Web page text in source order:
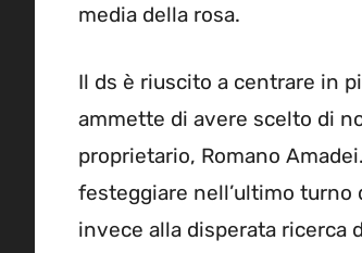
media della rosa.
Il ds è riuscito a centrare in
ammette di avere scelto di
proprietario, Romano
festeggiare nell’ultimo turno
invece alla disperata